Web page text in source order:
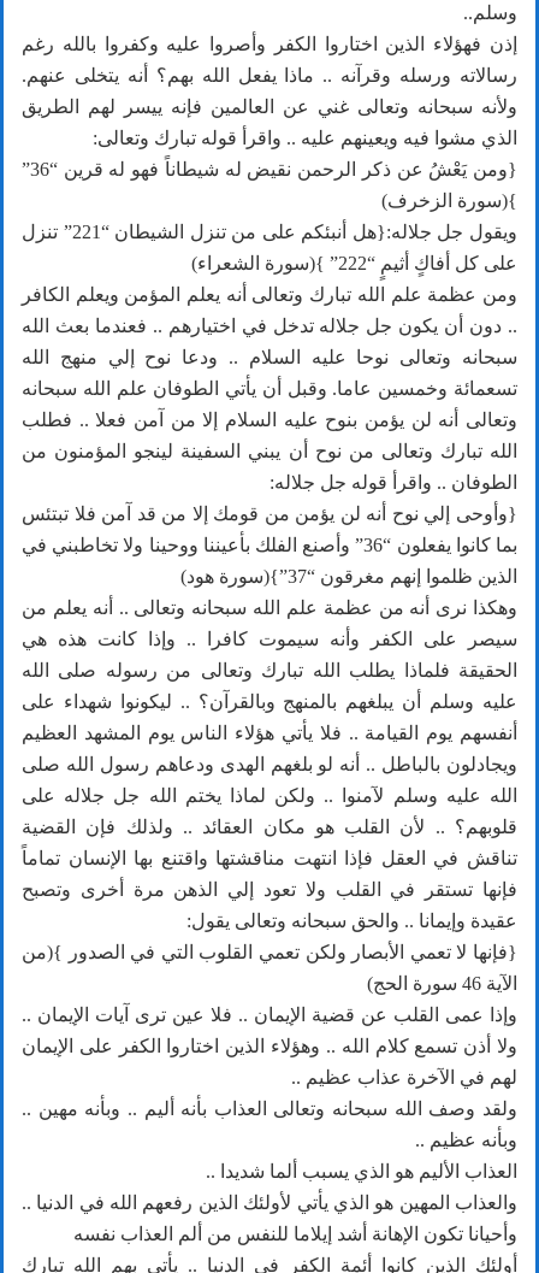
وسلم..
إذن فهؤلاء الذين اختاروا الكفر وأصروا عليه وكفروا بالله رغم
رسالاته ورسله وقرآنه .. ماذا يفعل الله بهم؟ أنه يتخلى عنهم.
ولأنه سبحانه وتعالى غني عن العالمين فإنه ييسر لهم الطريق
الذي مشوا فيه ويعينهم عليه .. واقرأ قوله تبارك وتعالى:
{ومن يَعْشُ عن ذكر الرحمن نقيض له شيطاناً فهو له قرين “36”
}(سورة الزخرف)
ويقول جل جلاله:{هل أنبئكم على من تنزل الشيطان “221” تنزل
على كل أفاكٍ أثيمٍ “222” }(سورة الشعراء)
ومن عظمة علم الله تبارك وتعالى أنه يعلم المؤمن ويعلم الكافر
.. دون أن يكون جل جلاله تدخل في اختيارهم .. فعندما بعث الله
سبحانه وتعالى نوحا عليه السلام .. ودعا نوح إلي منهج الله
تسعمائة وخمسين عاما. وقبل أن يأتي الطوفان علم الله سبحانه
وتعالى أنه لن يؤمن بنوح عليه السلام إلا من آمن فعلا .. فطلب
الله تبارك وتعالى من نوح أن يبني السفينة لينجو المؤمنون من
الطوفان .. واقرأ قوله جل جلاله:
{وأوحى إلي نوح أنه لن يؤمن من قومك إلا من قد آمن فلا تبتئس
بما كانوا يفعلون “36” وأصنع الفلك بأعيننا ووحينا ولا تخاطبني في
الذين ظلموا إنهم مغرقون “37”}(سورة هود)
وهكذا نرى أنه من عظمة علم الله سبحانه وتعالى .. أنه يعلم من
سيصر على الكفر وأنه سيموت كافرا .. وإذا كانت هذه هي
الحقيقة فلماذا يطلب الله تبارك وتعالى من رسوله صلى الله
عليه وسلم أن يبلغهم بالمنهج وبالقرآن؟ .. ليكونوا شهداء على
أنفسهم يوم القيامة .. فلا يأتي هؤلاء الناس يوم المشهد العظيم
ويجادلون بالباطل .. أنه لو بلغهم الهدى ودعاهم رسول الله صلى
الله عليه وسلم لآمنوا .. ولكن لماذا يختم الله جل جلاله على
قلوبهم؟ .. لأن القلب هو مكان العقائد .. ولذلك فإن القضية
تناقش في العقل فإذا انتهت مناقشتها واقتنع بها الإنسان تماماً
فإنها تستقر في القلب ولا تعود إلي الذهن مرة أخرى وتصبح
عقيدة وإيمانا .. والحق سبحانه وتعالى يقول:
{فإنها لا تعمي الأبصار ولكن تعمي القلوب التي في الصدور }(من
الآية 46 سورة الحج)
وإذا عمى القلب عن قضية الإيمان .. فلا عين ترى آيات الإيمان ..
ولا أذن تسمع كلام الله .. وهؤلاء الذين اختاروا الكفر على الإيمان
لهم في الآخرة عذاب عظيم ..
ولقد وصف الله سبحانه وتعالى العذاب بأنه أليم .. وبأنه مهين ..
وبأنه عظيم ..
العذاب الأليم هو الذي يسبب ألما شديدا ..
والعذاب المهين هو الذي يأتي لأولئك الذين رفعهم الله في الدنيا ..
وأحيانا تكون الإهانة أشد إيلاما للنفس من ألم العذاب نفسه
أولئك الذين كانوا أئمة الكفر في الدنيا .. يأتي بهم الله تبارك